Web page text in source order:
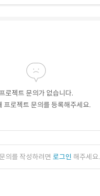
로젝트 문의가 없습니다.
프로젝트 문의를 등록해주세요.
의를 작성하려면 로그인 해주세요.